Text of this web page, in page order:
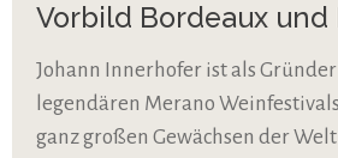
Vorbild Bordeaux und
Johann Innerhofer ist als
legendären Merano
ganz großen Gewächsen der